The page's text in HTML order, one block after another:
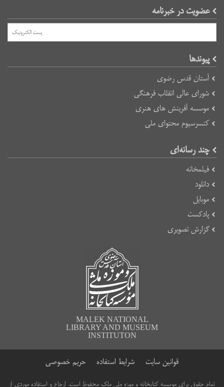
عضویت در خبرنامه
پیوند‌ها
آستان قدس رضوی
شورای عالی انقلاب فرهنگی
موسسه آفرینش های هنری
کنسرسیوم محتوای ملی
چند رسانه‌ای
فیلمخانه
دانلود
موبایل
پادکست
گزارش تصویری
MALEK NATIONAL
LIBRARY AND MUSEUM
INSTITUTON
قوانین سایت شرایط استفاده حریم خصوصی
تمام حقوق برای موسسه کتابخانه و موزه ملی ملک محفوظ است. ارجاع و استفاده موردی از